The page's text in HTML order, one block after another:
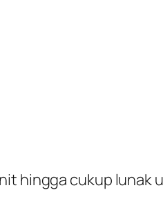
hingga cukup lunak